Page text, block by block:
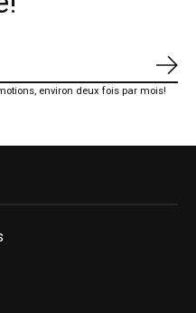
environ deux fois par mois!